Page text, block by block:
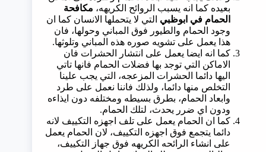
بعيده كما انه يسبب الروائح الكريهه، مكافحة
الحمام في ابوظبي التي لا يتحملها الانسان كما ان
وجود الحمام والطيور فوق المباني وحولها، فان
هذا يعمل على تشويه صوره هذه المباني وتلوثها.
كما انه ايضا يعمل على انتشار الحشرات فان
الاماكن التي توجد بها فضلات الحمام فانها تاتي
اليها دائما الحشرات المزعجه، التي يجب علينا
التخلص منها دائما، ولذلك فاننا نعمل على طرد
وابعاد الحمام، بطرق بسيطه ومختلفه دون ايذاءه
ودون اي ضرر يحدث، لتلك الحمام.
كما ان الحمام يعمل على تلف اجهزه التكييف لانه
دائما يتجمع فوق اجهزه التكييف، لان الحمام يعمل
على انشاء الرائحه الكريهه فوق جهاز التكييف،